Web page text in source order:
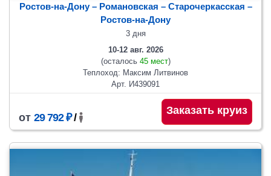
Ростов-на-Дону – Романовская – Старочеркасская –
Ростов-на-Дону
3 дня
10-12 авг. 2026
(осталось 45 мест)
Теплоход: Максим Литвинов
Арт. И439091
от 29 792 ₽/
Заказать круиз